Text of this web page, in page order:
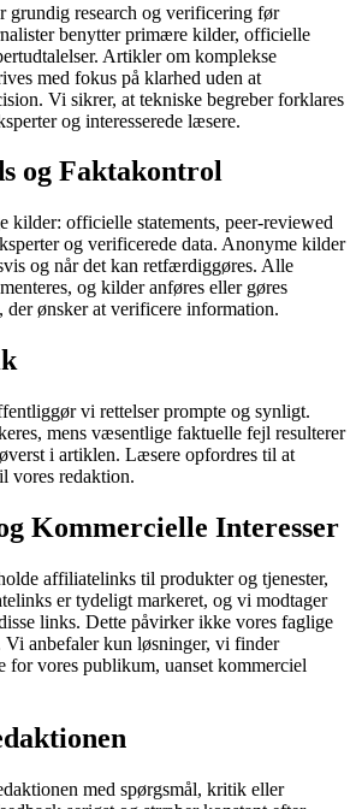
grundig research og verificering før
benytter primære kilder, officielle
Artikler om komplekse
med fokus på klarhed uden at
Vi sikrer, at tekniske begreber forklares
og interesserede læsere.
og Faktakontrol
kilder: officielle statements, peer-reviewed
og verificerede data. Anonyme kilder
og når det kan retfærdiggøres. Alle
og kilder anføres eller gøres
ønsker at verificere information.
vi rettelser prompte og synligt.
mens væsentlige faktuelle fejl resulterer
i artiklen. Læsere opfordres til at
vores redaktion.
Kommercielle Interesser
affiliatelinks til produkter og tjenester,
er tydeligt markeret, og vi modtager
links. Dette påvirker ikke vores faglige
anbefaler kun løsninger, vi finder
for vores publikum, uanset kommerciel
med spørgsmål, kritik eller